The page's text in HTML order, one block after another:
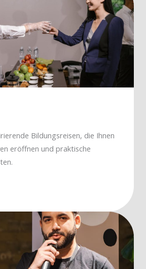
Bildungsreisen, die Ihnen
eröffnen und praktische